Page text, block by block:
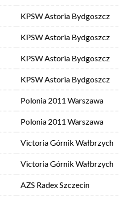
KPSW Astoria Bydgoszcz
KPSW Astoria Bydgoszcz
KPSW Astoria Bydgoszcz
KPSW Astoria Bydgoszcz
Polonia 2011 Warszawa
Polonia 2011 Warszawa
Victoria Górnik Wałbrzych
Victoria Górnik Wałbrzych
AZS Radex Szczecin